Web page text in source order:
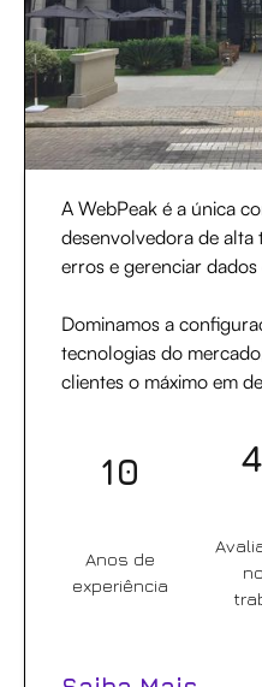
A WebPeak é a única
desenvolvedora de
erros e gerenciar dados
Dominamos a
tecnologias do
clientes o máximo em
10
Anos de
experiência